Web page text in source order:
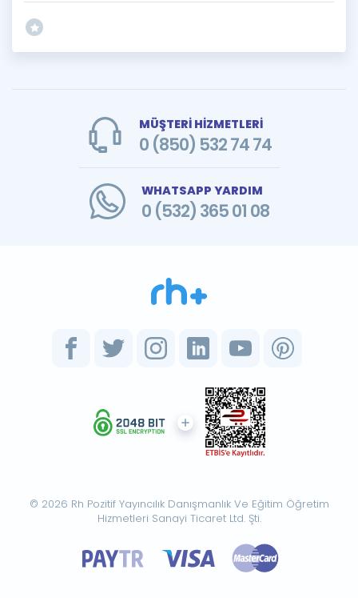
MÜŞTERİ HİZMETLERİ
0 (850) 532 74 74
WHATSAPP YARDIM
0 (532) 365 01 08
© 2026 Rh Pozitif Yayıncılık Danışmanlık Ve Eğitim Öğretim
Hizmetleri Sanayi Ticaret Ltd. Şti.